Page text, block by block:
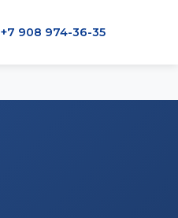
+7 908 974-36-35